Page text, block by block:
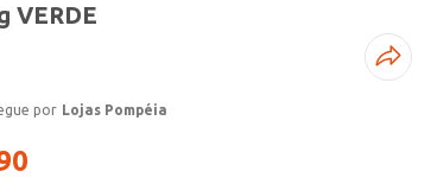
VERDE
Lojas Pompéia